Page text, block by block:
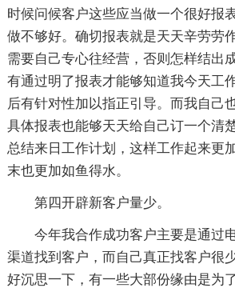
时候问候客户这些应当做一个很好报
做不够好。确切报表就是天天辛劳劳
需要自己专心往经营，否则怎样结出
有通过明了报表才能够知道我今天工
后有针对性加以指正引导。而我自己
具体报表也能够天天给自己订一个清
总结来日工作计划，这样工作起来更
末也更加如鱼得水。
第四开辟新客户量少。
今年我合作成功客户主要是通过
渠道找到客户，而自己真正找客户很
好沉思一下，有一些大部份缘由是为